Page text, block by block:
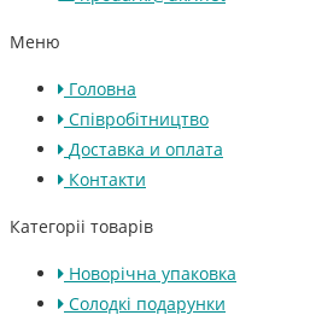
Меню
Головна
Співробітництво
Доставка и оплата
Контакти
Категоріі товарів
Новорічна упаковка
Солодкі подарунки